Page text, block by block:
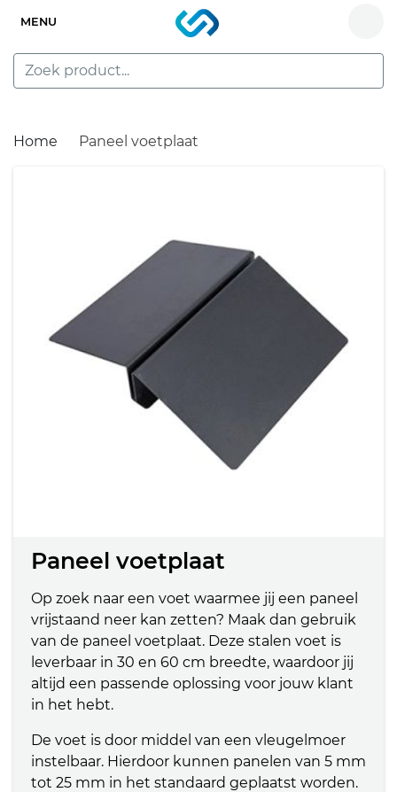
MENU
Home Paneel voetplaat
Paneel voetplaat
Op zoek naar een voet waarmee jij een paneel
vrijstaand neer kan zetten? Maak dan gebruik
van de paneel voetplaat. Deze stalen voet is
leverbaar in 30 en 60 cm breedte, waardoor jij
altijd een passende oplossing voor jouw klant
in het hebt.
De voet is door middel van een vleugelmoer
instelbaar. Hierdoor kunnen panelen van 5 mm
tot 25 mm in het standaard geplaatst worden.